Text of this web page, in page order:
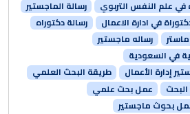
في علم النفس التربوي
رسالة الماجستير
في ادارة الاعمال
رسالة دكتوراه
رساله ماجستير
في السعودية
إدارة الأعمال
طريقة البحث العلمي
عمل بحث علمي
بحوث ماجستير